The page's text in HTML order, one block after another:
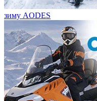
зиму AODES